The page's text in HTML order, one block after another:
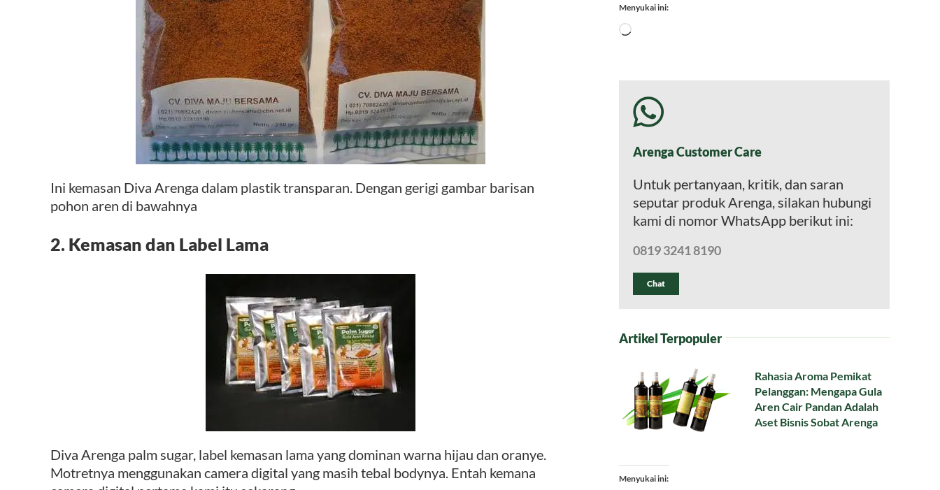
Ini kemasan Diva Arenga dalam plastik transparan. Dengan gerigi gambar barisan
pohon aren di bawahnya
2. Kemasan dan Label Lama
Diva Arenga palm sugar, label kemasan lama yang dominan warna hijau dan oranye.
Motretnya menggunakan camera digital yang masih tebal bodynya. Entah kemana
Menyukai ini:
Memuat...
Arenga Customer Care
Untuk pertanyaan, kritik, dan saran
seputar produk Arenga, silakan hubungi
kami di nomor WhatsApp berikut ini:
0819 3241 8190
Chat
Artikel Terpopuler
Rahasia Aroma Pemikat
Pelanggan: Mengapa Gula
Aren Cair Pandan Adalah
Aset Bisnis Sobat Arenga
Menyukai ini: